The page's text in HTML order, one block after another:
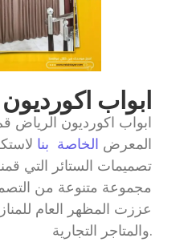
ابواب
ابواب اكورديون الرياض
المعرض الخاصة بنا
تصميمات الستائر التي
مجموعة متنوعة من
عززت المظهر العام
والمتاجر التجارية.